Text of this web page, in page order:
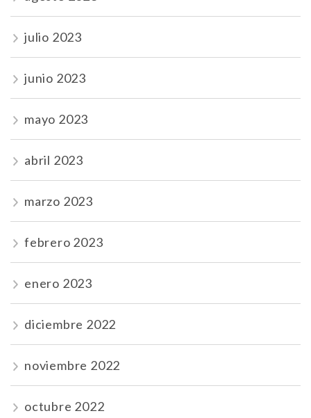
julio 2023
junio 2023
mayo 2023
abril 2023
marzo 2023
febrero 2023
enero 2023
diciembre 2022
noviembre 2022
octubre 2022